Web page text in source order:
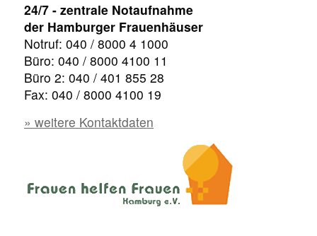
24/7 - zentrale Notaufnahme
der Hamburger Frauenhäuser
Notruf: 040 / 8000 4 1000
Büro: 040 / 8000 4100 11
Büro 2: 040 / 401 855 28
Fax: 040 / 8000 4100 19
» weitere Kontaktdaten